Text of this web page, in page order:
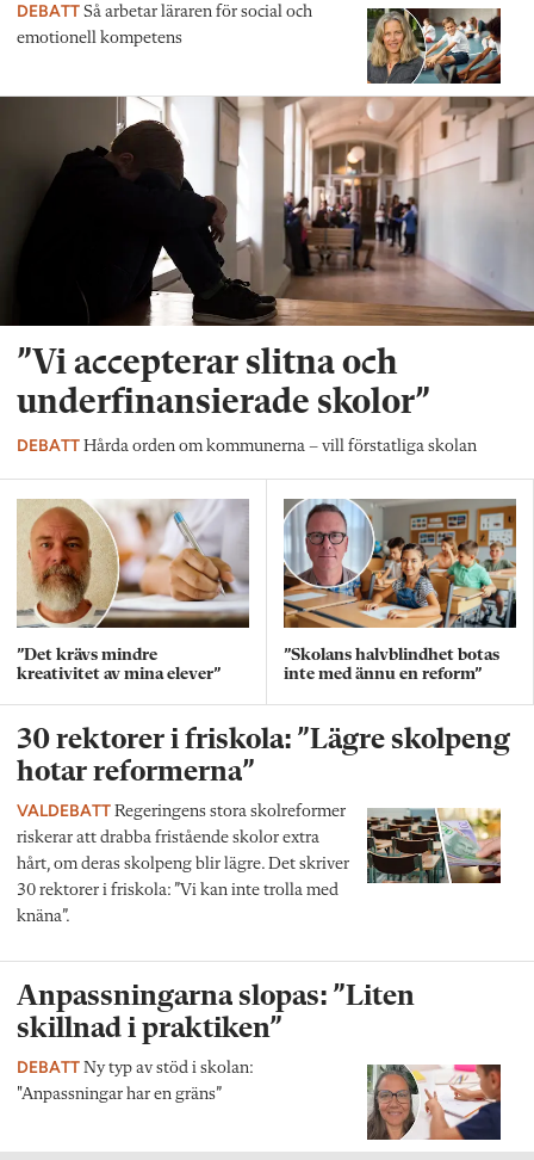
DEBATT Så arbetar läraren för social och
emotionell kompetens
”Vi accepterar slitna och
underfinansierade skolor”
DEBATT Hårda orden om kommunerna – vill förstatliga skolan
”Det krävs mindre
kreativitet av mina elever”
”Skolans halvblindhet botas
inte med ännu en reform”
30 rektorer i friskola: ”Lägre skolpeng
hotar reformerna”
VALDEBATT Regeringens stora skolreformer
riskerar att drabba fristående skolor extra
hårt, om deras skolpeng blir lägre. Det skriver
30 rektorer i friskola: ”Vi kan inte trolla med
knäna”.
Anpassningarna slopas: ”Liten
skillnad i praktiken”
DEBATT Ny typ av stöd i skolan:
"Anpassningar har en gräns”